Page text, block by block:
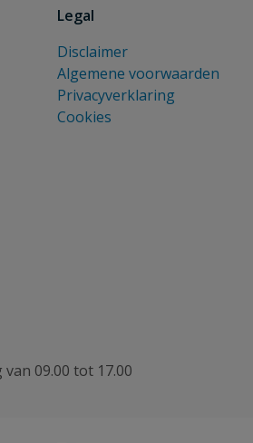
Legal
Disclaimer
Algemene voorwaarden
Privacyverklaring
Cookies
09.00 tot 17.00